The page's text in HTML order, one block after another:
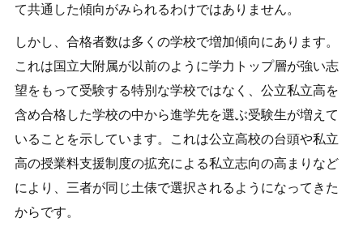
て共通した傾向がみられるわけではありません。
しかし、合格者数は多くの学校で増加傾向にあります。
これは国立大附属が以前のように学力トップ層が強い志
望をもって受験する特別な学校ではなく、公立私立高を
含め合格した学校の中から進学先を選ぶ受験生が増えて
いることを示しています。これは公立高校の台頭や私立
高の授業料支援制度の拡充による私立志向の高まりなど
により、三者が同じ土俵で選択されるようになってきた
からです。